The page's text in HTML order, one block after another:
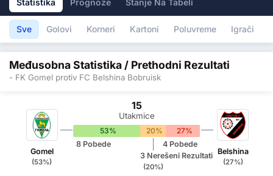
Statistika Prognoze Stanje Na Tabeli
Sve Golovi Korneri Kartoni Poluvreme Igrači
Međusobna Statistika / Prethodni Rezultati
- FK Gomel protiv FC Belshina Bobruisk
Gomel
(53%)
15
Utakmice
53% 20%
27%
8 Pobede
3 Nerešeni Rezultati
(20%)
4 Pobede
Belshina
(27%)